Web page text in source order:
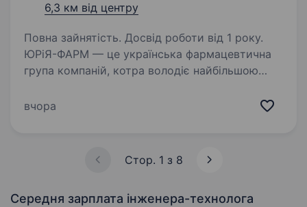
6,3 км від центру
Повна зайнятість. Досвід роботи від 1 року.
ЮРіЯ-ФАРМ — це українська фармацевтична
група компаній, котра володіє найбільшою
Ми вже ведемо діяльність в понад 50 країнах
вчора
Стор. 1 з 8
Середня зарплата інженера-технолога